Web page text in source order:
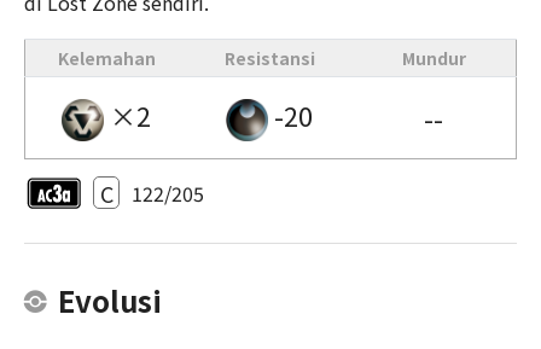
Kelemahan Resistansi Mundur
×2 -20 --
C 122/205
Evolusi